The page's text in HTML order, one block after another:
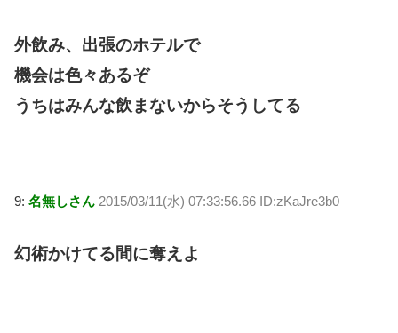
外飲み、出張のホテルで
機会は色々あるぞ
うちはみんな飲まないからそうしてる
9: 名無しさん 2015/03/11(水) 07:33:56.66 ID:zKaJre3b0
幻術かけてる間に奪えよ